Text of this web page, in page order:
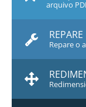
arquivo
REPARE
Repare o